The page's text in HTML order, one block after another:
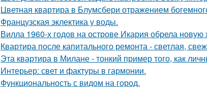
Цветная квартира в Блумсбери отражением
Французская эклектика у воды.
Вилла 1960-х годов на острове Икария обрела новую
Квартира после капитального ремонта - светлая,
Эта квартира в Милане - тонкий пример того, как
Интерьер: свет и фактуры в гармонии.
Функциональность с видом на город.